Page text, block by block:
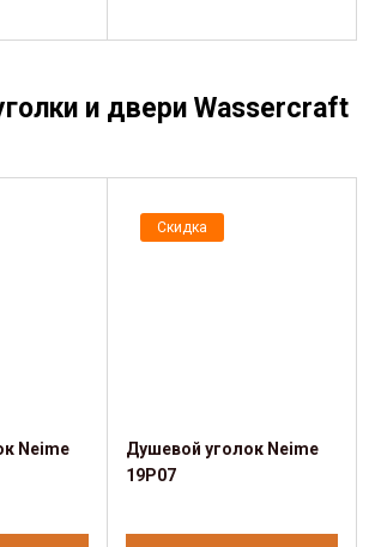
и двери Wassercraft
Neime
Скидка
Душевой уголок Neime
19P07